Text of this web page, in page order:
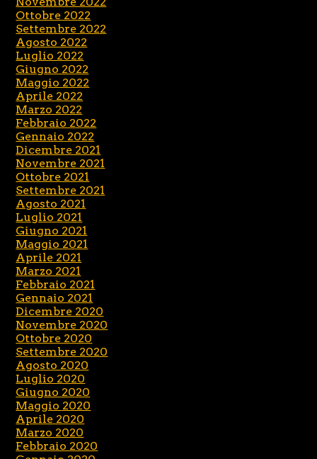
Ottobre 2022
Settembre 2022
Agosto 2022
Luglio 2022
Giugno 2022
Maggio 2022
Aprile 2022
Marzo 2022
Febbraio 2022
Gennaio 2022
Dicembre 2021
Novembre 2021
Ottobre 2021
Settembre 2021
Agosto 2021
Luglio 2021
Giugno 2021
Maggio 2021
Aprile 2021
Marzo 2021
Febbraio 2021
Gennaio 2021
Dicembre 2020
Novembre 2020
Ottobre 2020
Settembre 2020
Agosto 2020
Luglio 2020
Giugno 2020
Maggio 2020
Aprile 2020
Marzo 2020
Febbraio 2020